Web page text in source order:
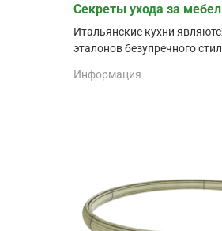
Секреты ухода за
Итальянские кухни
эталонов безупречного
Информация